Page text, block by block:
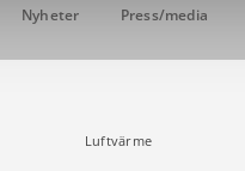
Nyheter Press/media
Luftvärme